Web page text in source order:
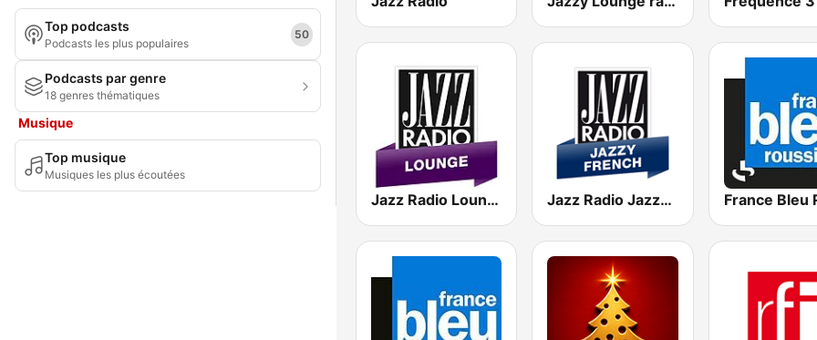
Top podcasts
Podcasts les plus populaires
50
Podcasts par genre
18 genres thématiques
Musique
Top musique
Musiques les plus écoutées
Jazz Radio Lounge Jazz Radio Jazzy French